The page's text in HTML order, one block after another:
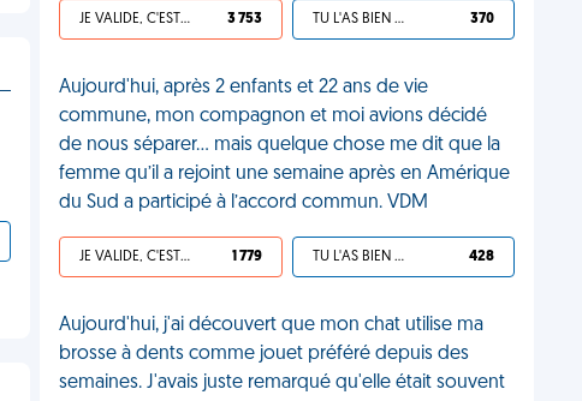
JE VALIDE, C'EST UNE VDM 3 753 TU L'AS BIEN MÉRITÉ 370
Aujourd'hui, après 2 enfants et 22 ans de vie
commune, mon compagnon et moi avions décidé
de nous séparer… mais quelque chose me dit que la
femme qu’il a rejoint une semaine après en Amérique
du Sud a participé à l’accord commun. VDM
JE VALIDE, C'EST UNE VDM 1 779 TU L'AS BIEN MÉRITÉ 428
Aujourd'hui, j'ai découvert que mon chat utilise ma
brosse à dents comme jouet préféré depuis des
semaines. J'avais juste remarqué qu'elle était souvent